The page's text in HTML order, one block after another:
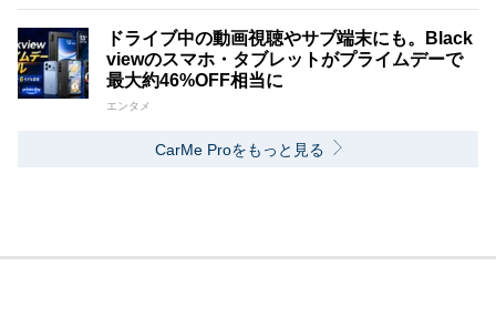
ドライブ中の動画視聴やサブ端末にも。Black
viewのスマホ・タブレットがプライムデーで
最大約46%OFF相当に
エンタメ
CarMe Proをもっと見る